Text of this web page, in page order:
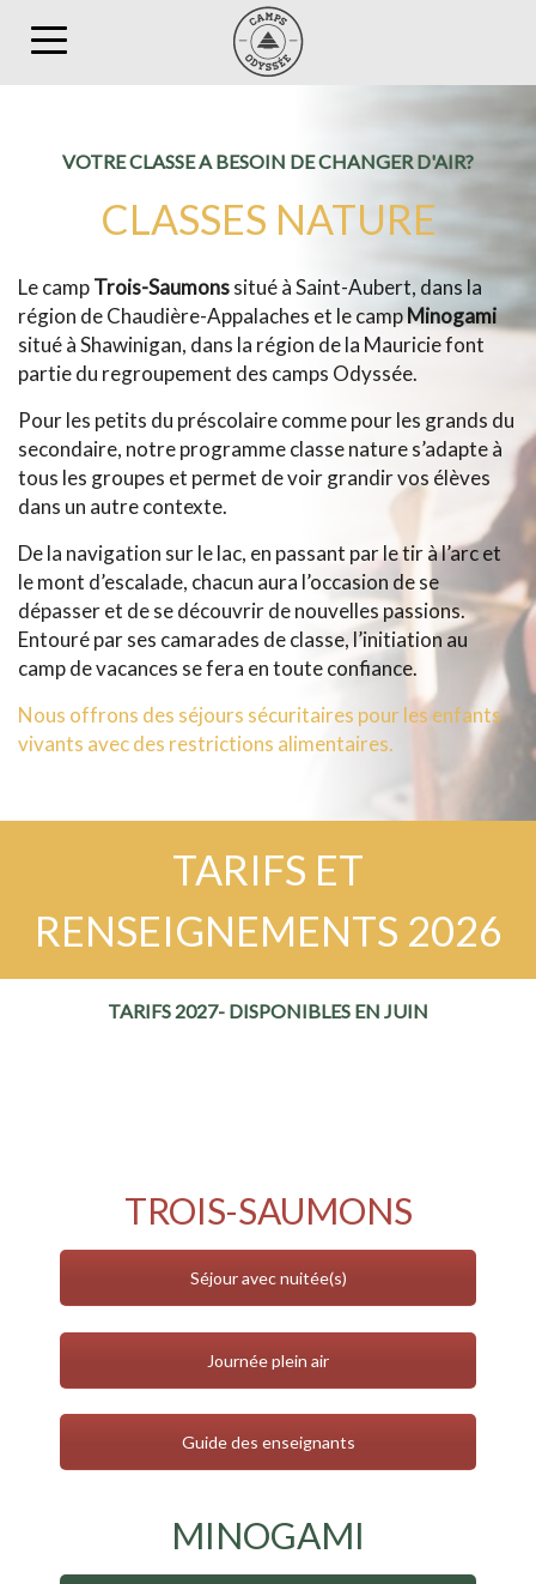
Toggle
VOTRE CLASSE A BESOIN DE CHANGER D'AIR?
CLASSES NATURE
Le campTrois-Saumonssitué à Saint-Aubert, dans la
région de Chaudière-Appalaches et le campMinogami
situé à Shawinigan, dans la région de la Mauricie font
partie du regroupement des camps Odyssée.
Pour les petits du préscolaire comme pour les grands du
secondaire, notre programme classe nature s’adapte à
tous les groupes et permet de voir grandir vos élèves
dans un autre contexte.
De la navigation sur le lac, en passant par le tir à l’arc et
le mont d’escalade, chacun aura l’occasion de se
dépasser et de se découvrir de nouvelles passions.
Entouré par ses camarades de classe, l’initiation au
camp de vacances se fera en toute confiance.
Nous offrons des séjours sécuritaires pour les enfants
vivants avec des restrictions alimentaires.
TARIFS ET
RENSEIGNEMENTS 2026
TARIFS 2027- DISPONIBLES EN JUIN
TROIS-SAUMONS
Séjour avec nuitée(s)
Journée plein air
Guide des enseignants
MINOGAMI